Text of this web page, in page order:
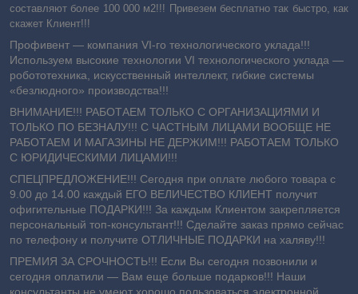
составляют более 100 000 м2!!! Привезем бесплатно так быстро, как
скажет Клиент!!!
Профивент ― компания VI-го технологического уклада!!!
Используем высокие технологии VI технологического уклада ―
робототехника, искусственный интеллект, гибкие системы
«безлюдного» производства!!!
ВНИМАНИЕ!!! РАБОТАЕМ ТОЛЬКО С ОРГАНИЗАЦИЯМИ И
ТОЛЬКО ПО БЕЗНАЛУ!!! С ЧАСТНЫМ ЛИЦАМИ ВООБЩЕ НЕ
РАБОТАЕМ И МАГАЗИНЫ НЕ ДЕРЖИМ!!! РАБОТАЕМ ТОЛЬКО
С ЮРИДИЧЕСКИМИ ЛИЦАМИ!!!
СПЕЦПРЕДЛОЖЕНИЕ!!! Сегодня при оплате любого товара с
9.00 до 14.00 каждый ЕГО ВЕЛИЧЕСТВО КЛИЕНТ получит
офигительные ПОДАРКИ!!! За каждым Клиентом закрепляется
персональный топ-консультант!!! Сделайте заказ прямо сейчас
по телефону и получите ОТЛИЧНЫЕ ПОДАРКИ на халяву!!!
ПРЕМИЯ ЗА СРОЧНОСТЬ!!! Если Вы сегодня позвонили и
сегодня оплатили ― Вам еще больше подарков!!! Наши
консультанты не умеют хорошо пользоваться электронной